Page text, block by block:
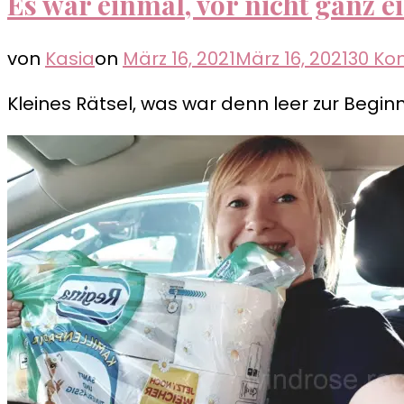
von Kasiaon März 16, 2021März 16, 202130
Kleines Rätsel, was war denn leer zur